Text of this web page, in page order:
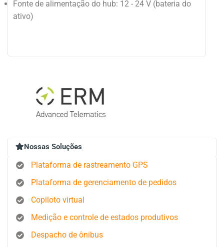
Fonte de alimentação do hub: 12 - 24 V (bateria do
ativo)
Nossas Soluções
Plataforma de rastreamento GPS
Plataforma de gerenciamento de pedidos
Copiloto virtual
Medição e controle de estados produtivos
Despacho de ônibus